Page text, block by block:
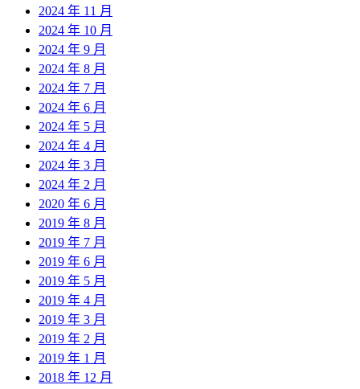
2024 年 11 月
2024 年 10 月
2024 年 9 月
2024 年 8 月
2024 年 7 月
2024 年 6 月
2024 年 5 月
2024 年 4 月
2024 年 3 月
2024 年 2 月
2020 年 6 月
2019 年 8 月
2019 年 7 月
2019 年 6 月
2019 年 5 月
2019 年 4 月
2019 年 3 月
2019 年 2 月
2019 年 1 月
2018 年 12 月